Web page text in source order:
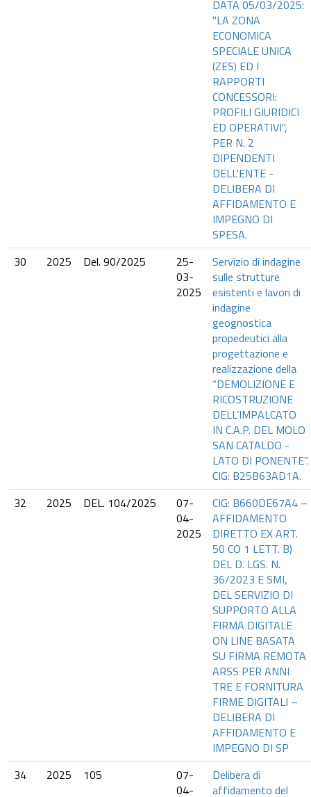
DATA 05/03/2025:
"LA ZONA
ECONOMICA
SPECIALE UNICA
(ZES) ED I
RAPPORTI
CONCESSORI:
PROFILI GIURIDICI
ED OPERATIVI",
PER N. 2
DIPENDENTI
DELL'ENTE -
DELIBERA DI
AFFIDAMENTO E
IMPEGNO DI
SPESA.
30
2025 Del. 90/2025
25-
03-
2025
Servizio di indagine
sulle strutture
esistenti e lavori di
indagine
geognostica
propedeutici alla
progettazione e
realizzazione della
“DEMOLIZIONE E
RICOSTRUZIONE
DELL’IMPALCATO
IN C.A.P. DEL MOLO
SAN CATALDO -
LATO DI PONENTE”.
CIG: B25B63AD1A.
32
2025 DEL. 104/2025
07-
04-
2025
CIG: B660DE67A4 –
AFFIDAMENTO
DIRETTO EX ART.
50 CO 1 LETT. B)
DEL D. LGS. N.
36/2023 E SMI,
DEL SERVIZIO DI
SUPPORTO ALLA
FIRMA DIGITALE
ON LINE BASATA
SU FIRMA REMOTA
ARSS PER ANNI
TRE E FORNITURA
FIRME DIGITALI –
DELIBERA DI
AFFIDAMENTO E
IMPEGNO DI SP
34
2025 105
07-
04-
Delibera di
affidamento del